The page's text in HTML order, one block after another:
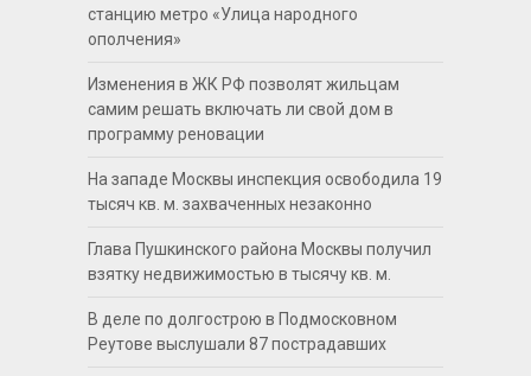
станцию метро «Улица народного
ополчения»
Изменения в ЖК РФ позволят жильцам
самим решать включать ли свой дом в
программу реновации
На западе Москвы инспекция освободила 19
тысяч кв. м. захваченных незаконно
Глава Пушкинского района Москвы получил
взятку недвижимостью в тысячу кв. м.
В деле по долгострою в Подмосковном
Реутове выслушали 87 пострадавших